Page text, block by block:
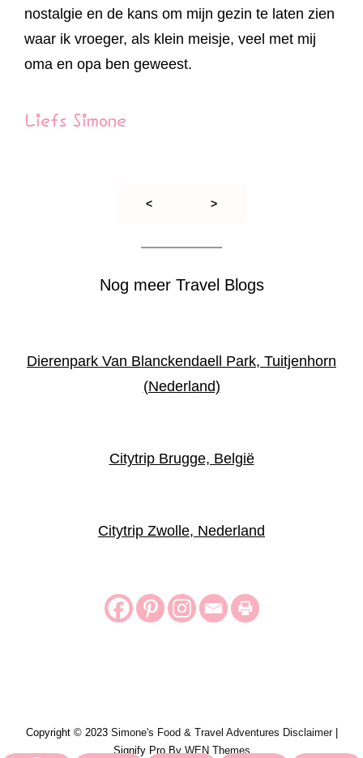
nostalgie en de kans om mijn gezin te laten zien
waar ik vroeger, als klein meisje, veel met mij
oma en opa ben geweest.
Liefs Simone
< >
Nog meer Travel Blogs
Dierenpark Van Blanckendaell Park, Tuitjenhorn
(Nederland)
Citytrip Brugge, België
Citytrip Zwolle, Nederland
Copyright © 2023 Simone's Food & Travel Adventures Disclaimer|
Signify Pro ByWEN Themes